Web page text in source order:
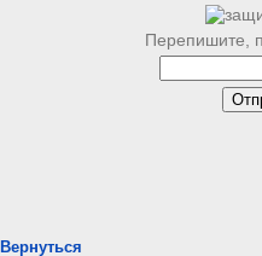
Перепишите,
Вернуться